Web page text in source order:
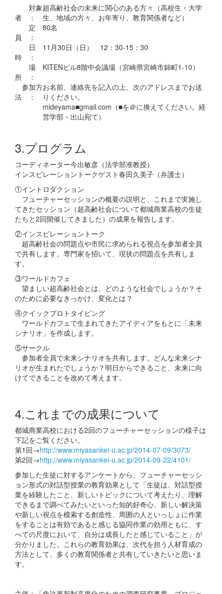
対象
者 ：
超高齢社会の未来に関心のある方々（高校生・大学
生、地域の方々、お年寄り、教育関係者など）
定
員 ：
80名
日
時 ：
11月30日（日） 12：30-15：30
場
所 ：
KITENビル8階中会議場（宮崎県宮崎市錦町1-10）
参加方
法 ：
お名前、連絡先を記入の上、次のアドレスまでお送
りください。
mideyama■gmail.com（■を＠に換えてください。経
営学部・出山宛て）
3.プログラム
コーディネーター今出敏彦（法学部准教授）
インスピレーショントークゲスト春田久美子（弁護士）
①イントロダクション
フューチャーセッションの概要の説明と、これまで実施し
てきたセッション（超高齢社会について都城商業高校の生徒
たちと2回開催してきました）の成果を報告します。
②インスピレーショントーク
超高齢社会の問題点や市民に求められる視点を参加者全員
で共有します。専門家を招いて、現状の問題点を共有しま
す。
③ワールドカフェ
望ましい超高齢社会とは、どのような社会でしょうか？そ
のために必要なきっかけ、変化とは？
④クイックプロトタイピング
ワールドカフェで生まれてきたアイディアをもとに「未来
シナリオ」を作成します。
⑤サークル
参加者全員で未来シナリオを共有します。どんな未来シナ
リオが生まれたでしょうか？明日からできること、未来に向
けてできることを改めて考えます。
4.これまでの成果について
都城商業高校における2回のフューチャーセッションの様子は
下記をご覧ください。
第1回→http://www.miyasankei-u.ac.jp/2014-07-09/3073/
第2回→http://www.miyasankei-u.ac.jp/2014-09-22/4101/
参加した生徒に対するアンケートから、フューチャーセッシ
ョン形式の対話型授業の教育効果として「生徒は、対話型授
業を経験したこと、新しいトピックについて考えたり、理解
できるまで調べてみたいといった知的好奇心、新しい解決策
や新しい視点を模索する創造性、周囲の人といっしょに作業
をすることは有効であると感じる協同作業の効用ともに、す
べての尺度において、自分は成長したと感じていること」が
分かりました。これらの教育効果は、次代を担う人材育成の
方法として、多くの教育関係者と共有していきたいと思いま
す。